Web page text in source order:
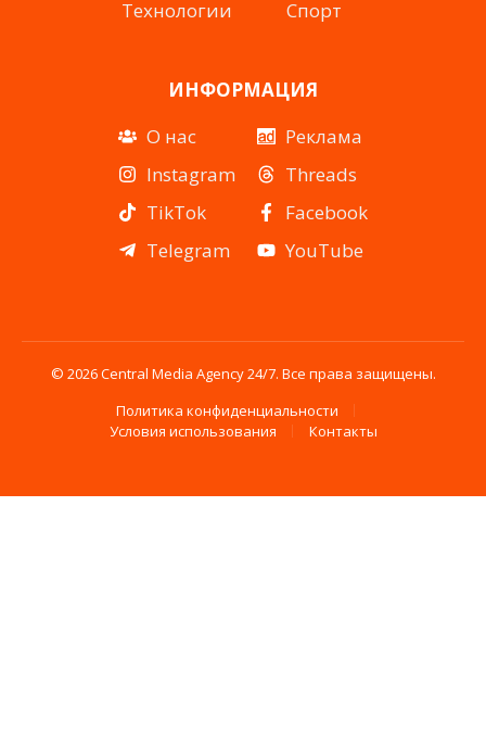
Технологии
Спорт
ИНФОРМАЦИЯ
О нас
Instagram
TikTok
Telegram
Реклама
Threads
Facebook
YouTube
© 2026 Central Media Agency 24/7. Все права защищены.
Политика конфиденциальности
Условия использования
Контакты